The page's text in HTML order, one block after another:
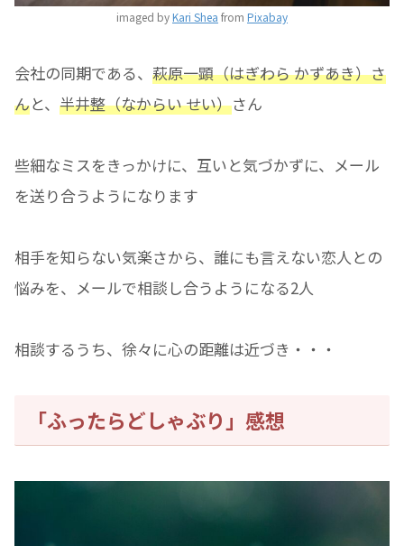
imaged byKari Shea from Pixabay
会社の同期である、 萩原一顕（はぎわら かずあき）さ
んと、 半井整（なからい せい）さん
些細なミスをきっかけに、互いと気づかずに、メール
を送り合うようになります
相手を知らない気楽さから、誰にも言えない恋人との
悩みを、メールで相談し合うようになる2人
相談するうち、徐々に心の距離は近づき・・・
「ふったらどしゃぶり」感想